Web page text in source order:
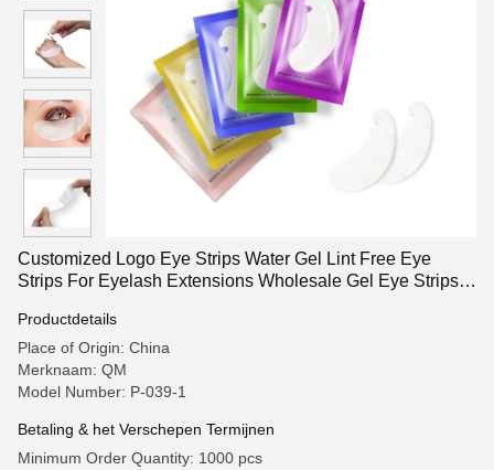
Customized Logo Eye Strips Water Gel Lint Free Eye
Strips For Eyelash Extensions Wholesale Gel Eye Strips
Productdetails
Place of Origin: China
Merknaam: QM
Model Number: P-039-1
Betaling & het Verschepen Termijnen
Minimum Order Quantity: 1000 pcs